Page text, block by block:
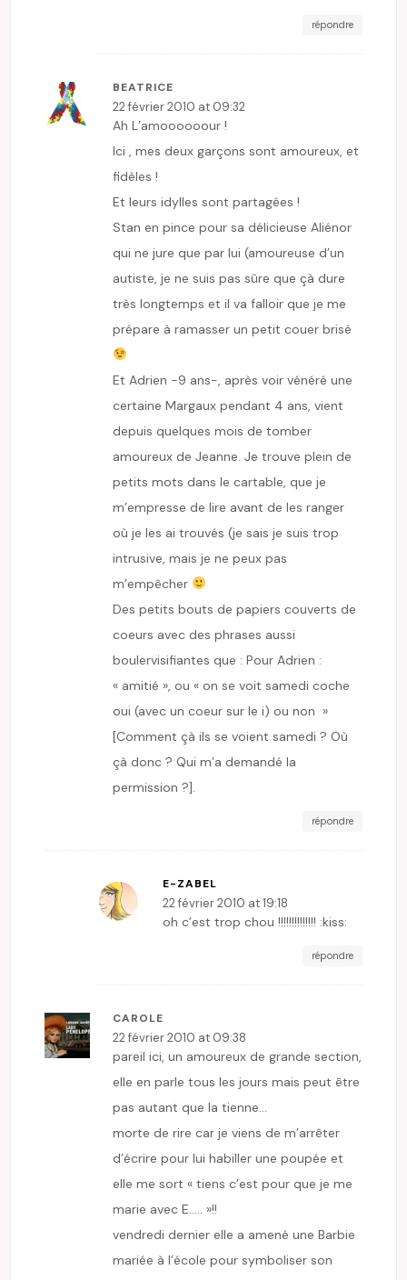
répondre
BEATRICE
22 février 2010 at 09:32
Ah L’amoooooour !
Ici , mes deux garçons sont amoureux, et
fidèles !
Et leurs idylles sont partagées !
Stan en pince pour sa délicieuse Aliénor
qui ne jure que par lui (amoureuse d’un
autiste, je ne suis pas sûre que çà dure
très longtemps et il va falloir que je me
prépare à ramasser un petit couer brisé
Et Adrien -9 ans-, après voir vénéré une
certaine Margaux pendant 4 ans, vient
depuis quelques mois de tomber
amoureux de Jeanne. Je trouve plein de
petits mots dans le cartable, que je
m’empresse de lire avant de les ranger
où je les ai trouvés (je sais je suis trop
intrusive, mais je ne peux pas
m’empêcher
Des petits bouts de papiers couverts de
coeurs avec des phrases aussi
boulervisifiantes que : Pour Adrien :
« amitié », ou « on se voit samedi coche
oui (avec un coeur sur le i) ou non »
[Comment çà ils se voient samedi ? Où
çà donc ? Qui m’a demandé la
permission ?].
répondre
E-ZABEL
22 février 2010 at 19:18
oh c’est trop chou !!!!!!!!!!!!!! :kiss:
répondre
CAROLE
22 février 2010 at 09:38
pareil ici, un amoureux de grande section,
elle en parle tous les jours mais peut être
pas autant que la tienne…
morte de rire car je viens de m’arrêter
d’écrire pour lui habiller une poupée et
elle me sort « tiens c’est pour que je me
marie avec E….. »!!
vendredi dernier elle a amené une Barbie
mariée à l’école pour symboliser son